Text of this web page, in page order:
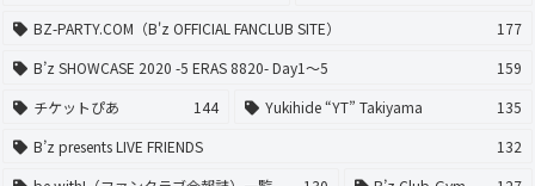
BZ-PARTY.COM（B'z OFFICIAL FANCLUB SITE）
177
B’z SHOWCASE 2020 -5 ERAS 8820- Day1〜5
159
チケットぴあ
144 Yukihide “YT” Takiyama
135
B’z presents LIVE FRIENDS
132